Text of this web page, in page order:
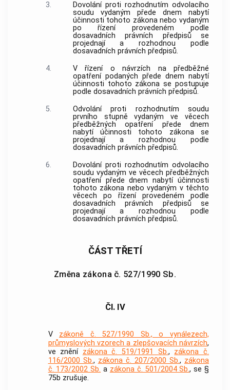
3.
Dovolání proti rozhodnutím odvolacího
soudu vydaným přede dnem nabytí
účinnosti tohoto zákona nebo vydaným
po řízení provedeném podle
dosavadních právních předpisů se
projednají a rozhodnou podle
dosavadních právních předpisů.
4.
V řízení o návrzích na předběžné
opatření podaných přede dnem nabytí
účinnosti tohoto zákona se postupuje
podle dosavadních právních předpisů.
5.
Odvolání proti rozhodnutím soudu
prvního stupně vydaným ve věcech
předběžných opatření přede dnem
nabytí účinnosti tohoto zákona se
projednají a rozhodnou podle
dosavadních právních předpisů.
6.
Dovolání proti rozhodnutím odvolacího
soudu vydaným ve věcech předběžných
opatření přede dnem nabytí účinnosti
tohoto zákona nebo vydaným v těchto
věcech po řízení provedeném podle
dosavadních právních předpisů se
projednají a rozhodnou podle
dosavadních právních předpisů.
ČÁST TŘETÍ
Změna zákona č. 527/1990 Sb.
Čl. IV
V zákoně č. 527/1990 Sb., o vynálezech,
průmyslových vzorech a zlepšovacích návrzích,
ve znění zákona č. 519/1991 Sb., zákona č.
116/2000 Sb., zákona č. 207/2000 Sb., zákona
č. 173/2002 Sb. a zákona č. 501/2004 Sb., se §
75b zrušuje.